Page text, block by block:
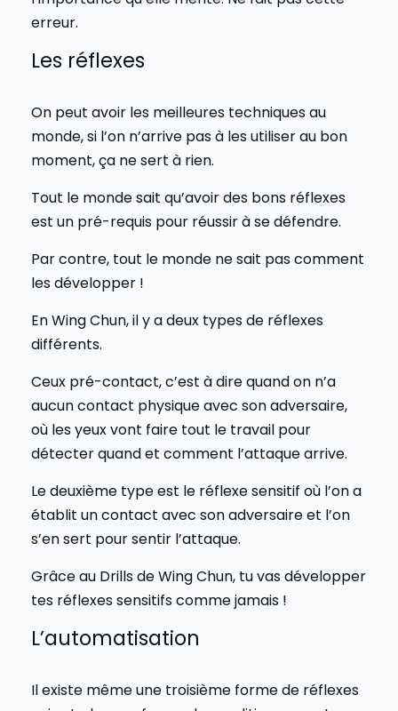
erreur.
Les réflexes
On peut avoir les meilleures techniques au
monde, si l’on n’arrive pas à les utiliser au bon
moment, ça ne sert à rien.
Tout le monde sait qu’avoir des bons réflexes
est un pré-requis pour réussir à se défendre.
Par contre, tout le monde ne sait pas comment
les développer !
En Wing Chun, il y a deux types de réflexes
différents.
Ceux pré-contact, c’est à dire quand on n’a
aucun contact physique avec son adversaire,
où les yeux vont faire tout le travail pour
détecter quand et comment l’attaque arrive.
Le deuxième type est le réflexe sensitif où l’on a
établit un contact avec son adversaire et l’on
s’en sert pour sentir l’attaque.
Grâce au Drills de Wing Chun, tu vas développer
tes réflexes sensitifs comme jamais !
L’automatisation
Il existe même une troisième forme de réflexes